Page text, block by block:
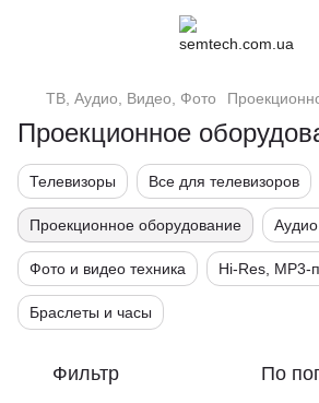
ТВ, Аудио, Видео, Фото
Проекционное
Телевизоры Все для телевизоров
Проекционное оборудование Аудио
Фото и видео техника Hi-Res, MP3-
Браслеты и часы
Фильтр По